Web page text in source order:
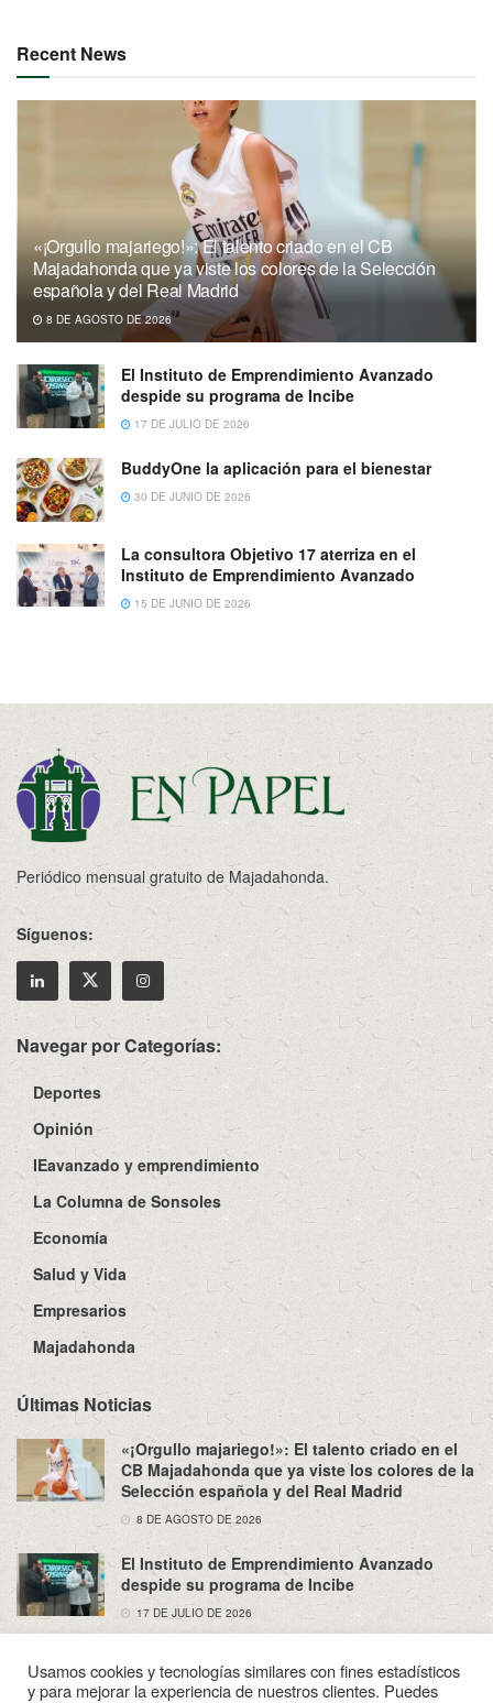
Recent News
«¡Orgullo majariego!»: El talento criado en el CB
Majadahonda que ya viste los colores de la Selección
española y del Real Madrid
8 DE AGOSTO DE 2026
El Instituto de Emprendimiento Avanzado
despide su programa de Incibe
17 DE JULIO DE 2026
BuddyOne la aplicación para el bienestar
30 DE JUNIO DE 2026
La consultora Objetivo 17 aterriza en el
Instituto de Emprendimiento Avanzado
15 DE JUNIO DE 2026
Periódico mensual gratuito de Majadahonda.
Síguenos:
Navegar por Categorías:
Deportes
Opinión
IEavanzado y emprendimiento
La Columna de Sonsoles
Economía
Salud y Vida
Empresarios
Majadahonda
Últimas Noticias
«¡Orgullo majariego!»: El talento criado en el
CB Majadahonda que ya viste los colores de la
Selección española y del Real Madrid
8 DE AGOSTO DE 2026
El Instituto de Emprendimiento Avanzado
despide su programa de Incibe
17 DE JULIO DE 2026
Usamos cookies y tecnologías similares con fines estadísticos
y para mejorar la experiencia de nuestros clientes. Puedes